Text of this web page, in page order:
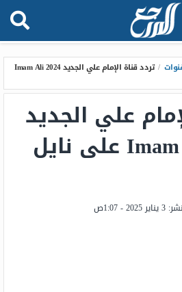
/
تردد قناة الإمام علي الجديد 2024 Imam Ali
علي الجديد
2024 Imam Ali TV على نايل
3 يناير 2025 - 1:07ص